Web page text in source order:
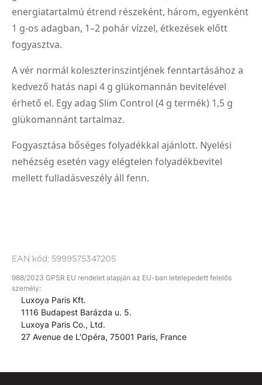
energiatartalmú étrend részeként, három, egyenként
1 g-os adagban, 1–2 pohár vízzel, étkezések előtt
fogyasztva.
A vér normál koleszterinszintjének fenntartásához a
kedvező hatás napi 4 g glükomannán bevitelével
érhető el. Egy adag Slim Control (4 g termék) 1,5 g
glükomannánt tartalmaz.
Fogyasztása bőséges folyadékkal ajánlott. Nyelési
nehézség esetén vagy elégtelen folyadékbevitel
mellett fulladásveszély áll fenn.
EAN kód: 5999575347205
988/2023 GPSR EU rendelet alapján az EU-ban letelepedett felelős
személy:
Luxoya Paris Kft.
1116 Budapest Barázda u. 5.
Luxoya Paris Co., Ltd.
27 Avenue de L'Opéra, 75001 Paris, France